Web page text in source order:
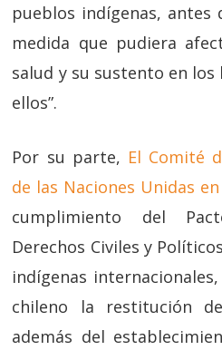
pueblos indígenas,
medida que pudiera
salud y su sustento en
ellos”.
Por su parte, El Comité
de las Naciones Unidas
cumplimiento del
Derechos Civiles y
indígenas
chileno la restitución
además del